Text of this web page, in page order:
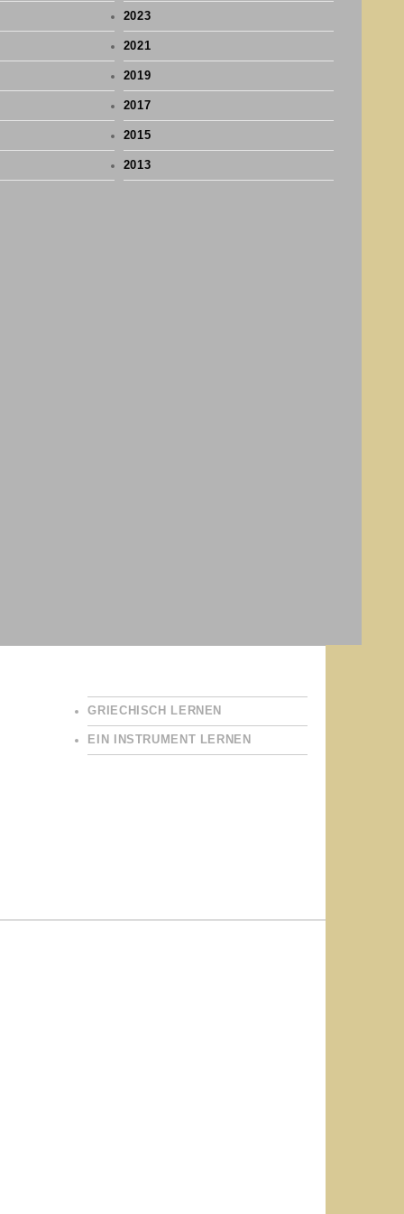
2023
2021
2019
2017
2015
2013
GRIECHISCH LERNEN
EIN INSTRUMENT LERNEN